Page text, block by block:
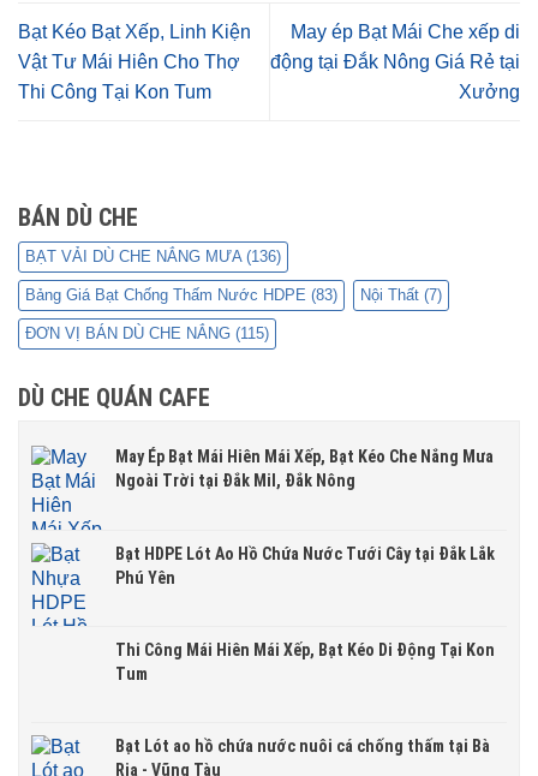
Bạt Kéo Bạt Xếp, Linh Kiện
Vật Tư Mái Hiên Cho Thợ
Thi Công Tại Kon Tum
May ép Bạt Mái Che xếp di
động tại Đắk Nông Giá Rẻ tại
Xưởng
BÁN DÙ CHE
BẠT VẢI DÙ CHE NẮNG MƯA(136)
Bảng Giá Bạt Chống Thấm Nước HDPE (83) Nội Thất (7)
ĐƠN VỊ BÁN DÙ CHE NẮNG (115)
DÙ CHE QUÁN CAFE
May Ép Bạt Mái Hiên Mái Xếp, Bạt Kéo Che Nắng Mưa
Ngoài Trời tại Đắk Mil, Đắk Nông
Bạt HDPE Lót Ao Hồ Chứa Nước Tưới Cây tại Đắk Lắk
Phú Yên
Thi Công Mái Hiên Mái Xếp, Bạt Kéo Di Động Tại Kon
Tum
Bạt Lót ao hồ chứa nước nuôi cá chống thấm tại Bà
Rịa - Vũng Tàu